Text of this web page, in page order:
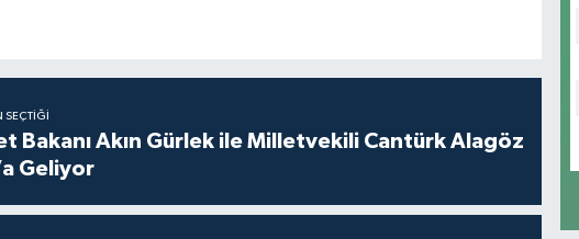
SEÇTIĞI
Bakanı Akın Gürlek ile Milletvekili Cantürk Alagöz
Geliyor